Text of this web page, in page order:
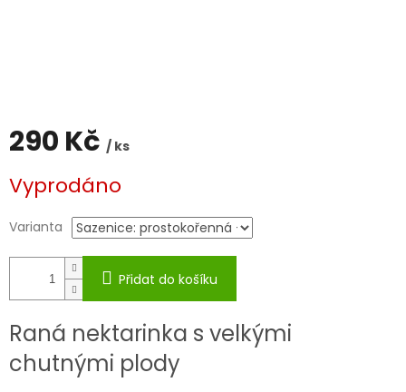
290 Kč / ks
cena:
Vyprodáno
Varianta
Přidat do košíku
Raná nektarinka s velkými
chutnými plody